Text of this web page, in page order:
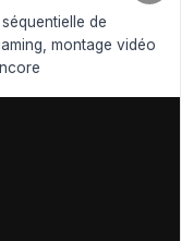
de
montage vidéo